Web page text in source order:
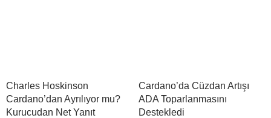
Charles Hoskinson
Cardano’dan Ayrılıyor mu?
Kurucudan Net Yanıt
Cardano’da Cüzdan Artışı
ADA Toparlanmasını
Destekledi